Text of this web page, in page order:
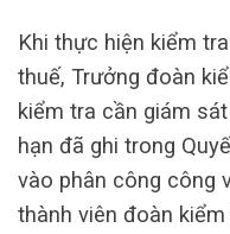
Khi thực hiện kiểm
thuế, Trưởng đoàn
kiểm tra cần giám
hạn đã ghi trong
vào phân công công
thành viên đoàn